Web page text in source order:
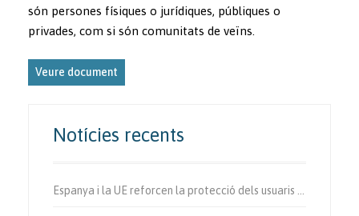
són persones físiques o jurídiques, públiques o
privades, com si són comunitats de veïns.
Veure document
Notícies recents
Espanya i la UE reforcen la protecció dels usuaris vulnerables de la via.